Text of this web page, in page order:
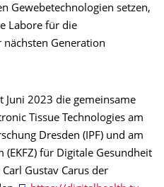
Gewebetechnologien setzen,
Labore für die
Generation
Juni 2023 die gemeinsame
Tissue Technologies am
Dresden (IPF) und am
(EKFZ) für Digitale Gesundheit
Gustav Carus der